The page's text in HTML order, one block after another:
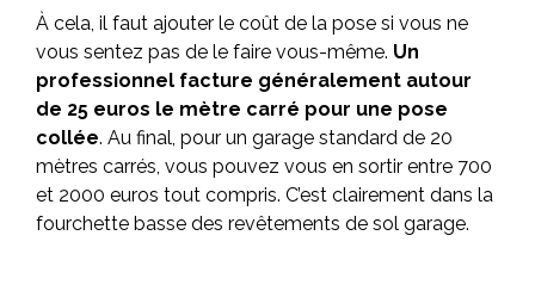
À cela, il faut ajouter le coût de la pose si vous ne
vous sentez pas de le faire vous-même. Un
professionnel facture généralement autour
de 25 euros le mètre carré pour une pose
collée. Au final, pour un garage standard de 20
mètres carrés, vous pouvez vous en sortir entre 700
et 2000 euros tout compris. C’est clairement dans la
fourchette basse des revêtements de sol garage.